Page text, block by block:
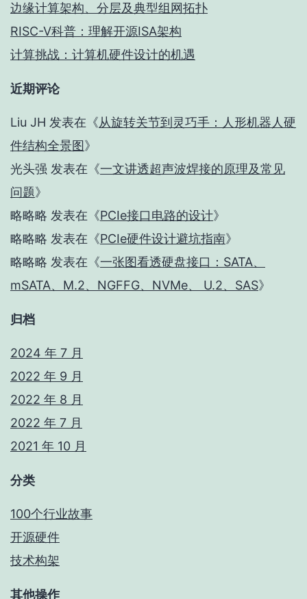
边缘计算架构、分层及典型组网拓扑
RISC-V科普：理解开源ISA架构
计算挑战：计算机硬件设计的机遇
近期评论
Liu JH 发表在《从旋转关节到灵巧手：人形机器人硬
件结构全景图》
光头强 发表在《一文讲透超声波焊接的原理及常见
问题》
略略略 发表在《PCIe接口电路的设计》
略略略 发表在《PCIe硬件设计避坑指南》
略略略 发表在《一张图看透硬盘接口：SATA、
mSATA、M.2、NGFFG、NVMe、 U.2、SAS》
归档
2024 年 7 月
2022 年 9 月
2022 年 8 月
2022 年 7 月
2021 年 10 月
分类
100个行业故事
开源硬件
技术构架
其他操作